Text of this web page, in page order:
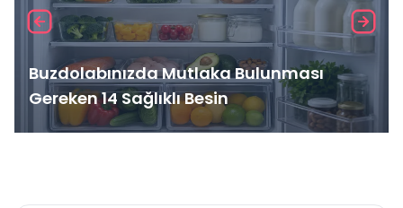
Buzdolabınızda Mutlaka Bulunması
Gereken 14 Sağlıklı Besin